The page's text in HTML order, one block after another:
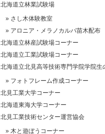
北海道立林業試験場
さし木体験教室
アロニア・メラノカルパ苗木配布
北海道立林産試験場コーナー
北海道立工業試験場コーナー
北海道立北見高等技術専門学院学院生
フォトフレーム作成コーナー
北見工業大学コーナー
北海道東海大学コーナー
北見工業技術センター運営協会
木と遊ぼうコーナー